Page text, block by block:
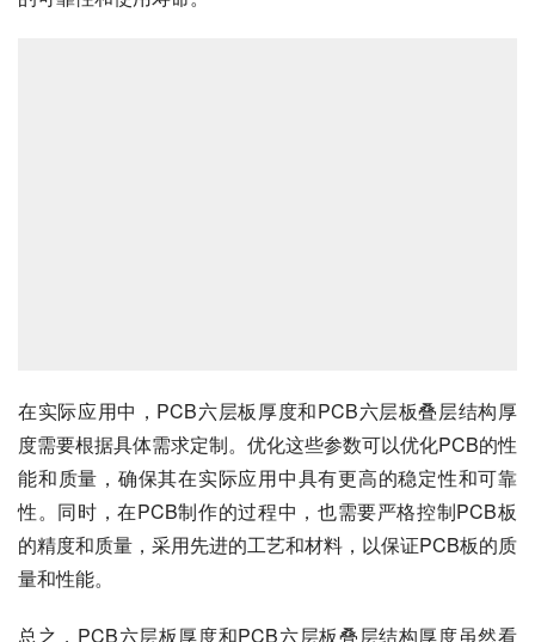
在实际应用中，PCB六层板厚度和PCB六层板叠层结构厚
度需要根据具体需求定制。优化这些参数可以优化PCB的性
能和质量，确保其在实际应用中具有更高的稳定性和可靠
性。同时，在PCB制作的过程中，也需要严格控制PCB板
的精度和质量，采用先进的工艺和材料，以保证PCB板的质
量和性能。
总之，PCB六层板厚度和PCB六层板叠层结构厚度虽然看